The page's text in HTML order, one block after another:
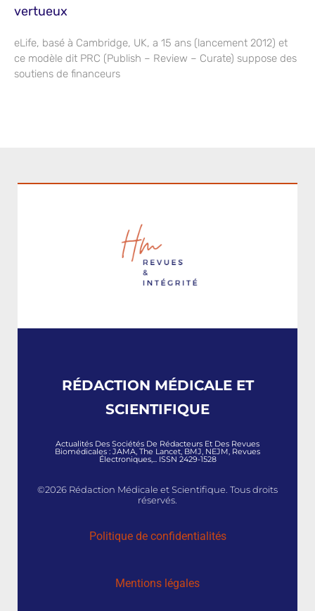
vertueux
eLife, basé à Cambridge, UK, a 15 ans (lancement 2012) et
ce modèle dit PRC (Publish – Review – Curate) suppose des
soutiens de financeurs
RÉDACTION MÉDICALE ET
SCIENTIFIQUE
Actualités Des Sociétés De Rédacteurs Et Des Revues
Biomédicales : JAMA, The Lancet, BMJ, NEJM, Revues
Électroniques,... ISSN 2429-1528
©2026 Rédaction Médicale et Scientifique. Tous droits
réservés.
Politique de confidentialités
Mentions légales